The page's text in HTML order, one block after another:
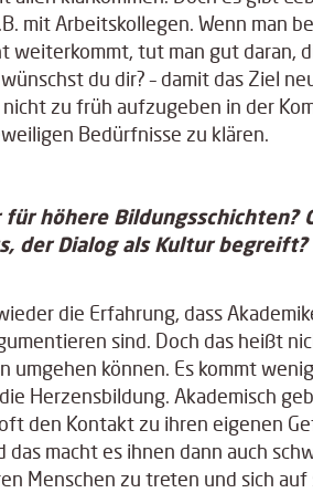
mit Arbeitskollegen. Wenn man
weiterkommt, tut man gut daran,
du dir? – damit das Ziel
nicht zu früh aufzugeben in der
Bedürfnisse zu klären.
höhere Bildungsschichten?
der Dialog als Kultur
die Erfahrung, dass
sind. Doch das heißt
umgehen können. Es kommt
Herzensbildung. Akademisch
den Kontakt zu ihren eigenen
das macht es ihnen dann auch
Menschen zu treten und sich auf